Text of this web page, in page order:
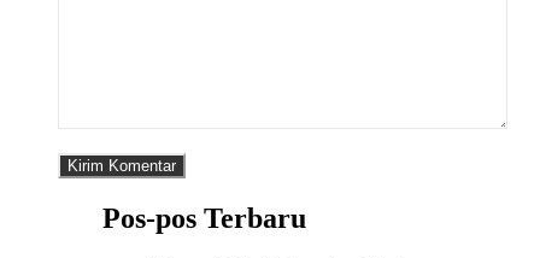
Pos-pos Terbaru